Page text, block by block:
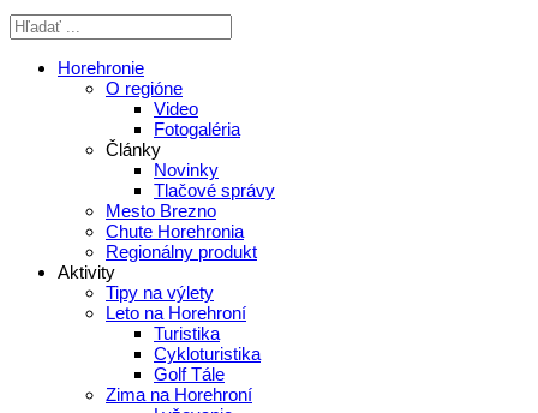
Horehronie
O regióne
Video
Fotogaléria
Články
Novinky
Tlačové správy
Mesto Brezno
Chute Horehronia
Regionálny produkt
Aktivity
Tipy na výlety
Leto na Horehroní
Turistika
Cykloturistika
Golf Tále
Zima na Horehroní